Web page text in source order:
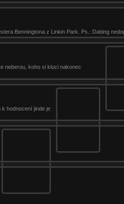
Benningtona z Linkin Park. Ps.: Dabing
neberou, koho si kluci nakonec
hodnocení jinde je